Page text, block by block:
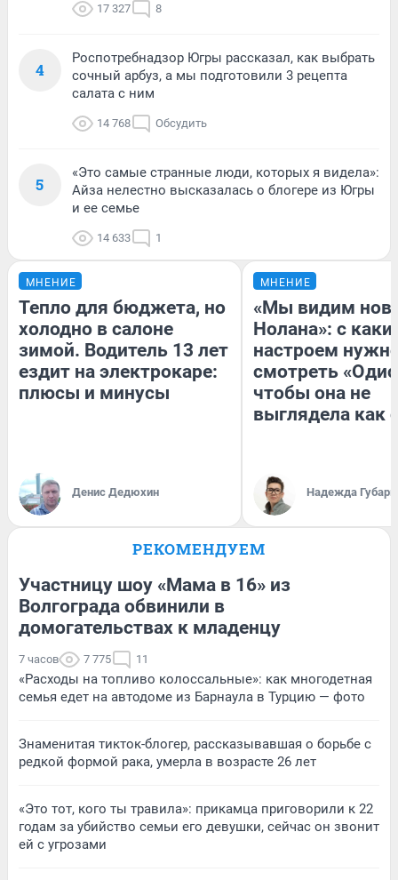
17 327 8
4
Роспотребнадзор Югры рассказал, как выбрать
сочный арбуз, а мы подготовили 3 рецепта
салата с ним
14 768 Обсудить
5
«Это самые странные люди, которых я видела»:
Айза нелестно высказалась о блогере из Югры
и ее семье
14 633 1
МНЕНИЕ
Тепло для бюджета, но
холодно в салоне
зимой. Водитель 13 лет
ездит на электрокаре:
плюсы и минусы
Денис Дедюхин
МНЕНИЕ
«Мы видим
Нолана»: с
настроем
смотреть
чтобы она не
выглядела как
Надежда Губарь
РЕКОМЕНДУЕМ
Участницу шоу «Мама в 16» из
Волгограда обвинили в
домогательствах к младенцу
7 часов 7 775 11
«Расходы на топливо колоссальные»: как многодетная
семья едет на автодоме из Барнаула в Турцию — фото
Знаменитая тикток-блогер, рассказывавшая о борьбе с
редкой формой рака, умерла в возрасте 26 лет
«Это тот, кого ты травила»: прикамца приговорили к 22
годам за убийство семьи его девушки, сейчас он звонит
ей с угрозами